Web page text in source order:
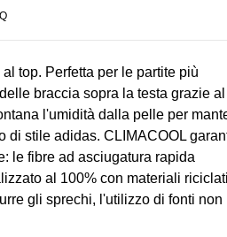
top. Perfetta per le partite più
braccia sopra la testa grazie al
l'umidità dalla pelle per
di stile adidas. CLIMACOOL
le fibre ad asciugatura rapida
al 100% con materiali
gli sprechi, l'utilizzo di fonti non